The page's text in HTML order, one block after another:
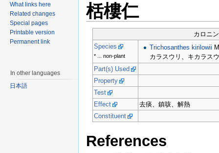
栝樓仁
カロニン
Species
* ... non-plant
Trichosanthes kirilowii
カラスウリ、キカラス
Part(s) Used
Property
Test
Effect
去痰、鎮咳、解熱
Constituent
References
What links here
Related changes
Special pages
Printable version
Permanent link
In other languages
日本語